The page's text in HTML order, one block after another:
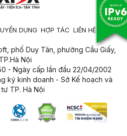
DỤNG HỢP TÁC LIÊN HỆ
phố Duy Tân, phường Cầu Giấy,
TP.Hà Nội
- Ngày cấp lần đầu 22/04/2002
ký kinh doanh - Sở Kế hoạch và
TP. Hà Nội